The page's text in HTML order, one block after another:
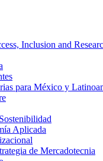
Inclusion and
para México y
Aplicada
de Mercadotecnia